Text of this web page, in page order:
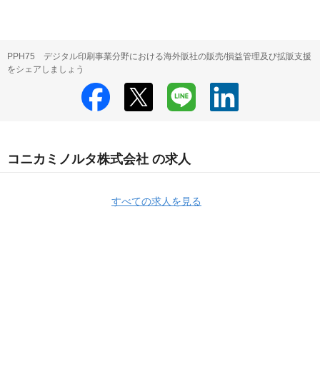
PPH75 デジタル印刷事業分野における海外販社の販売/損益管理及び拡販支援
をシェアしましょう
コニカミノルタ株式会社 の求人
すべての求人を見る